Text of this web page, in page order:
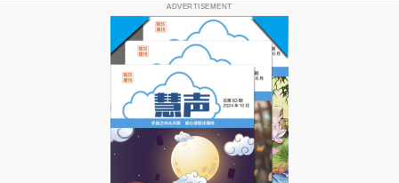
ADVERTISEMENT